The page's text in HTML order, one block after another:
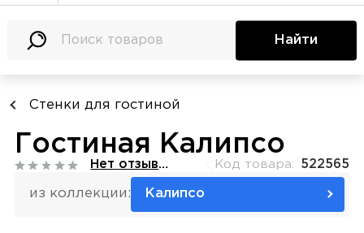
Найти
Стенки для гостиной
Гостиная Калипсо
Код товара: 522565
Нет отзывов
из коллекции: Калипсо